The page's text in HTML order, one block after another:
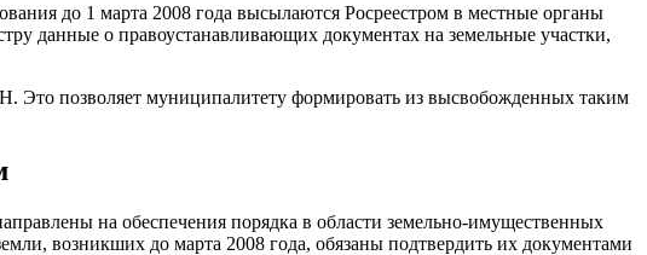
до 1 марта 2008 года высылаются Росреестром в местные органы
данные о правоустанавливающих документах на земельные участки,
Это позволяет муниципалитету формировать из высвобожденных таким
на обеспечения порядка в области земельно-имущественных
возникших до марта 2008 года, обязаны подтвердить их документами